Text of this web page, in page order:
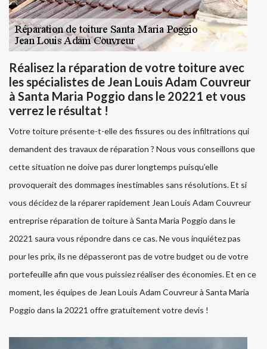
Réalisez la réparation de votre toiture avec
les spécialistes de Jean Louis Adam Couvreur
à Santa Maria Poggio dans le 20221 et vous
verrez le résultat !
Votre toiture présente-t-elle des fissures ou des infiltrations qui
demandent des travaux de réparation ? Nous vous conseillons que
cette situation ne doive pas durer longtemps puisqu’elle
provoquerait des dommages inestimables sans résolutions. Et si
vous décidez de la réparer rapidement Jean Louis Adam Couvreur
entreprise réparation de toiture à Santa Maria Poggio dans le
20221 saura vous répondre dans ce cas. Ne vous inquiétez pas
pour les prix, ils ne dépasseront pas de votre budget ou de votre
portefeuille afin que vous puissiez réaliser des économies. Et en ce
moment, les équipes de Jean Louis Adam Couvreur à Santa Maria
Poggio dans la 20221 offre gratuitement votre devis !